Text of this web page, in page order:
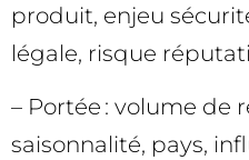
produit, enjeu
légale, risque
– Portée : volume de
saisonnalité, pays,